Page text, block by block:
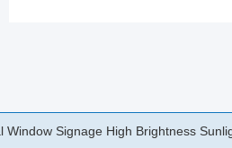
Display Indoor Screen